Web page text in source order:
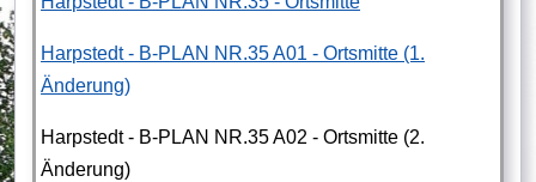
Harpstedt - B-PLAN NR.35 A01 - Ortsmitte (1.
Änderung)
Harpstedt - B-PLAN NR.35 A02 - Ortsmitte (2.
Änderung)